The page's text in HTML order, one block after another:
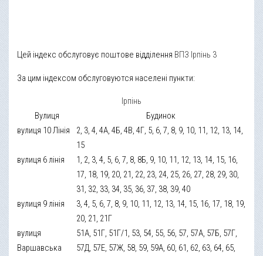
Цей індекс обслуговує поштове відділення ВПЗ Ірпінь 3
За цим індексом обслуговуются населені пункти:
Ірпінь
Вулиця
Будинок
вулиця 10 Лінія
2, 3, 4, 4А, 4Б, 4В, 4Г, 5, 6, 7, 8, 9, 10, 11, 12, 13, 14,
15
вулиця 6 лінія
1, 2, 3, 4, 5, 6, 7, 8, 8Б, 9, 10, 11, 12, 13, 14, 15, 16,
17, 18, 19, 20, 21, 22, 23, 24, 25, 26, 27, 28, 29, 30,
31, 32, 33, 34, 35, 36, 37, 38, 39, 40
вулиця 9 лінія
3, 4, 5, 6, 7, 8, 9, 10, 11, 12, 13, 14, 15, 16, 17, 18, 19,
20, 21, 21Г
вулиця
Варшавська
51А, 51Г, 51Г/1, 53, 54, 55, 56, 57, 57А, 57Б, 57Г,
57Д, 57Е, 57Ж, 58, 59, 59А, 60, 61, 62, 63, 64, 65,